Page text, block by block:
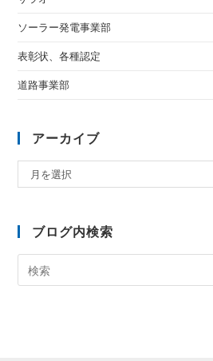
ソーラー発電事業部
表彰状、各種認定
道路事業部
アーカイブ
月を選択
ブログ内検索